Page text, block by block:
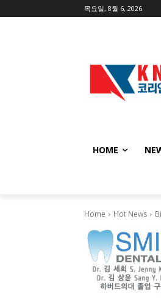
목요일, 8월 6, 2026
HOME
Home Hot News